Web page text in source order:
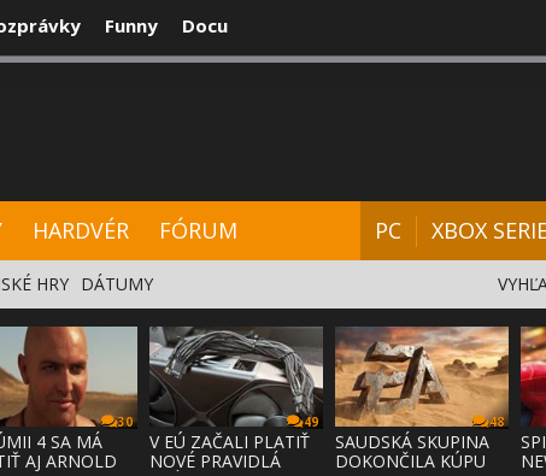
Funny Docu
HARDVÉR FÓRUM PC XBOX
HRY DÁTUMY
30
4 SA MÁ
AJ ARNOLD
49
V EÚ ZAČALI PLATIŤ
NOVÉ PRAVIDLÁ
48
SAUDSKÁ SKUPINA
DOKONČILA KÚPU